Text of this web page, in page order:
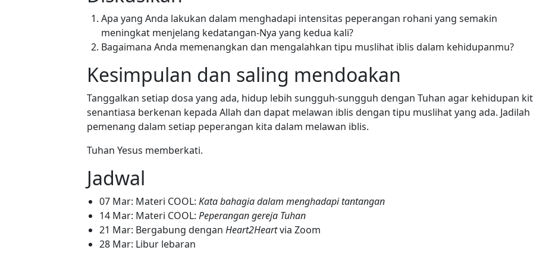
Apa yang Anda lakukan dalam menghadapi intensitas peperangan rohani yang semakin
meningkat menjelang kedatangan-Nya yang kedua kali?
Bagaimana Anda memenangkan dan mengalahkan tipu muslihat iblis dalam kehidupanmu?
Kesimpulan dan saling mendoakan
Tanggalkan setiap dosa yang ada, hidup lebih sungguh-sungguh dengan Tuhan agar kehidupan
senantiasa berkenan kepada Allah dan dapat melawan iblis dengan tipu muslihat yang ada. Jadilah
pemenang dalam setiap peperangan kita dalam melawan iblis.
Tuhan Yesus memberkati.
Jadwal
07 Mar: Materi COOL: Kata bahagia dalam menghadapi tantangan
14 Mar: Materi COOL: Peperangan gereja Tuhan
21 Mar: Bergabung dengan Heart2Heartvia Zoom
28 Mar: Libur lebaran